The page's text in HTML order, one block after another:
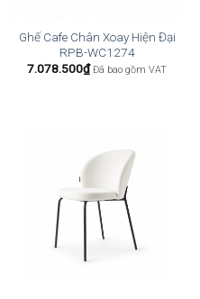
Ghế Cafe Chân Xoay Hiện Đại
RPB-WC1274
7.078.500₫ Đã bao gồm VAT